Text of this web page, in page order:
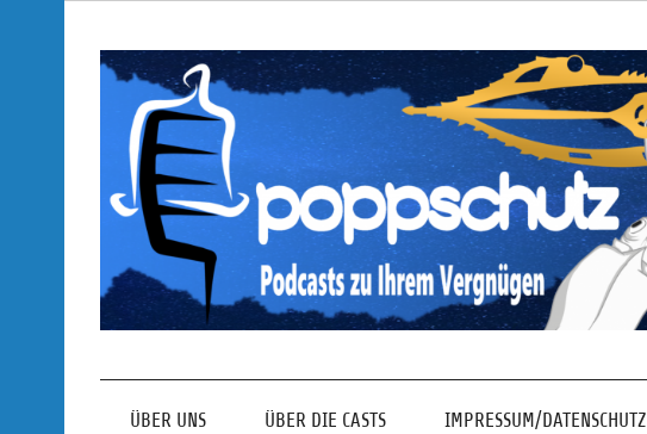
Podcasts zu Ihrem Vergnügen
ÜBER UNS ÜBER DIE CASTS IMPRESSUM/DATENSCHUTZ